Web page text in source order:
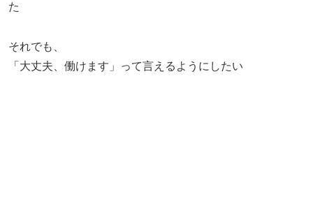
た
それでも、
「大丈夫、働けます」って言えるようにしたい